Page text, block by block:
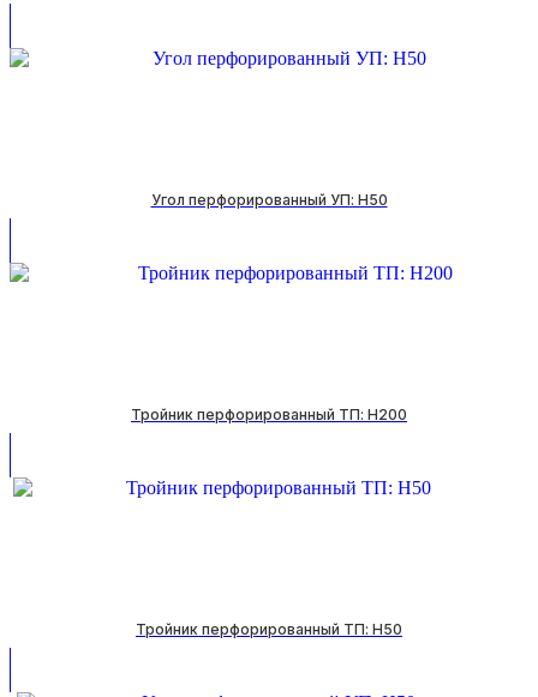
Угол перфорированный УП: H50
Тройник перфорированный ТП: H200
Тройник перфорированный ТП: H50